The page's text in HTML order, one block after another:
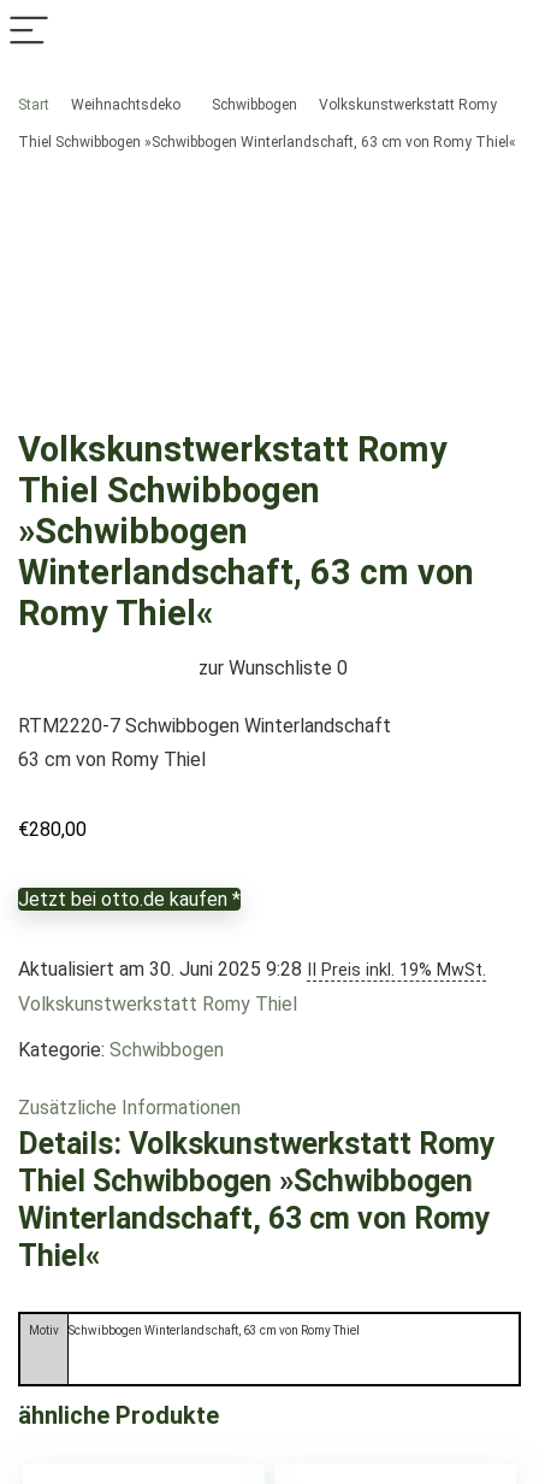
Start Weihnachtsdeko Schwibbogen Volkskunstwerkstatt Romy
Thiel Schwibbogen »Schwibbogen Winterlandschaft, 63 cm von Romy Thiel«
Volkskunstwerkstatt Romy
Thiel Schwibbogen
»Schwibbogen
Winterlandschaft, 63 cm von
Romy Thiel«
zur Wunschliste 0
RTM2220-7 Schwibbogen Winterlandschaft
63 cm von Romy Thiel
€280,00
Jetzt bei otto.de kaufen *
Aktualisiert am 30. Juni 2025 9:28 II Preis inkl. 19% MwSt.
Volkskunstwerkstatt Romy Thiel
Kategorie: Schwibbogen
Zusätzliche Informationen
Details: Volkskunstwerkstatt Romy
Thiel Schwibbogen »Schwibbogen
Winterlandschaft, 63 cm von Romy
Thiel«
Motiv Schwibbogen Winterlandschaft, 63 cm von Romy Thiel
ähnliche Produkte